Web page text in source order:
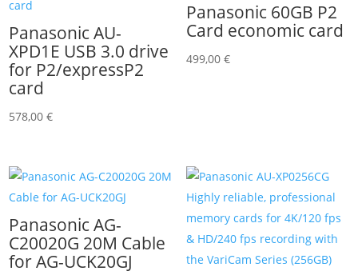
Panasonic AU-
XPD1E USB 3.0 drive
for P2/expressP2
card
578,00€
Panasonic 60GB P2
Card economic card
499,00 €
Panasonic AG-
C20020G 20M Cable
for AG-UCK20GJ